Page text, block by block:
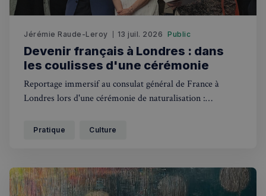
RECHERCHES POPULAIRES
Annuaire des professionnels
Jérémie Raude-Leroy 13 juil. 2026 Public
Devenir français à Londres : dans
les coulisses d'une cérémonie
Reportage immersif au consulat général de France à
Londres lors d'une cérémonie de naturalisation :
nouveaux citoyens français.
Pratique Culture